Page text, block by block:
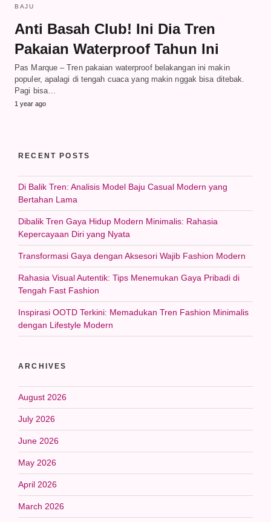
BAJU
Anti Basah Club! Ini Dia Tren
Pakaian Waterproof Tahun Ini
Pas Marque – Tren pakaian waterproof belakangan ini makin
populer, apalagi di tengah cuaca yang makin nggak bisa ditebak.
Pagi bisa…
1 year ago
RECENT POSTS
Di Balik Tren: Analisis Model Baju Casual Modern yang
Bertahan Lama
Dibalik Tren Gaya Hidup Modern Minimalis: Rahasia
Kepercayaan Diri yang Nyata
Transformasi Gaya dengan Aksesori Wajib Fashion Modern
Rahasia Visual Autentik: Tips Menemukan Gaya Pribadi di
Tengah Fast Fashion
Inspirasi OOTD Terkini: Memadukan Tren Fashion Minimalis
dengan Lifestyle Modern
ARCHIVES
August 2026
July 2026
June 2026
May 2026
April 2026
March 2026